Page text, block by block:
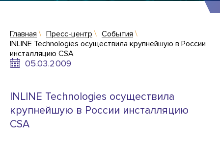
Главная Пресс-центр
События
INLINE Technologies осуществила крупнейшую в России
инсталляцию CSA
05.03.2009
INLINE Technologies осуществила
крупнейшую в России инсталляцию
CSA